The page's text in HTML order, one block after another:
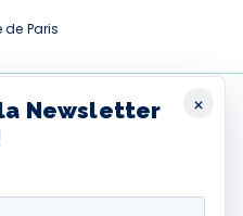
×
Newsletter
de Paris
vous